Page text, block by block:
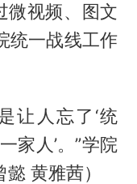
微视频、图文
统一战线工作
让人忘了‘统
家人’。”学院
黄雅茜）